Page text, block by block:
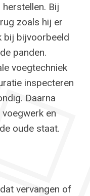
Bij
zoals hij er
bij bijvoorbeeld
panden.
voegtechniek
inspecteren
Daarna
en
oude staat.
vervangen of